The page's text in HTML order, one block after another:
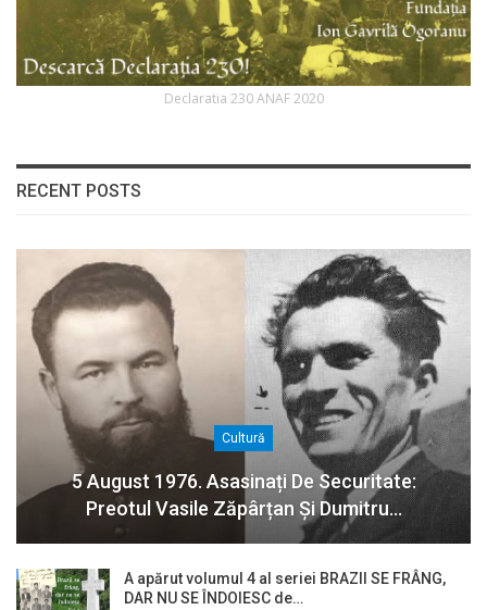
Declaratia 230 ANAF 2020
RECENT POSTS
Cultură
5 August 1976. Asasinați De Securitate:
Preotul Vasile Zăpârțan Și Dumitru…
A apărut volumul 4 al seriei BRAZII SE FRÂNG,
DAR NU SE ÎNDOIESC de…